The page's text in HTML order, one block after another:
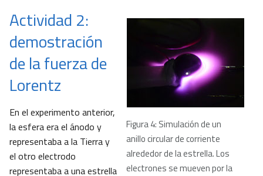
Figura 4: Simulación de un
anillo circular de corriente
alrededor de la estrella. Los
electrones se mueven por la
Actividad 2:
demostración
de la fuerza de
Lorentz
En el experimento anterior,
la esfera era el ánodo y
representaba a la Tierra y
el otro electrodo
representaba a una estrella